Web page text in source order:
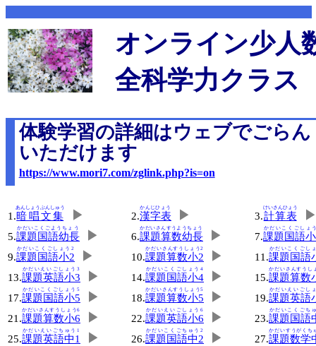
オンライン少人
全科学力クラス
体験学習の詳細はウェブでごらん
いただけます
https://www.mori7.com/zglink.php?is=on
1.暗唱文集
あんしょうぶんしゅう
▶ 2.漢字表
かんじひょう
▶ 3.計算表
けいさんひょう
5.課題国語幼長
かだいこくごようちょう
▶ 6.課題算数幼長
かだいさんすうようちょう
▶ 7.課題国語
かだいこくごしょ
9.課題国語小2
かだいこくごしょう2
▶ 10.課題算数小2
かだいさんすうしょう2
▶ 11.課題国語
かだいこくごし
13.課題英語小3
かだいえいごしょう3
▶ 14.課題国語小4
かだいこくごしょう4
▶ 15.課題算数
かだいさんすうし
17.課題国語小5
かだいこくごしょう5
▶ 18.課題算数小5
かだいさんすうしょう5
▶ 19.課題英語
かだいえいごし
21.課題算数小6
かだいさんすうしょう6
▶ 22.課題英語小6
かだいえいごしょう6
▶ 23.課題国語
かだいこくごち
25.課題英語中1
かだいえいごちゅう1
▶ 26.課題国語中2
かだいこくごちゅう2
▶ 27.課題数学
かだいすうがくち